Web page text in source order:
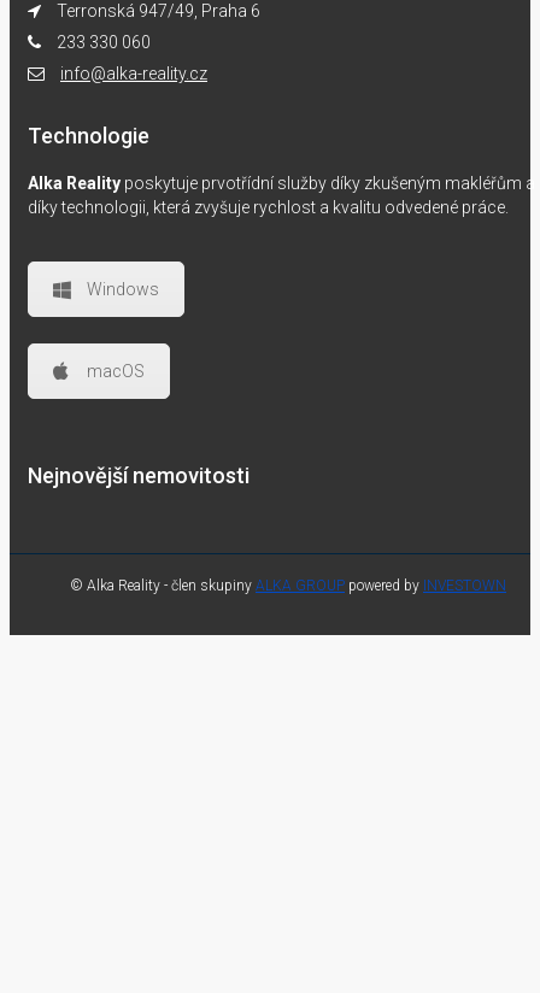
Terronská 947/49, Praha 6
233 330 060
info@alka-reality.cz
Technologie
Alka Reality poskytuje prvotřídní služby díky zkušeným makléřům a
díky technologii, která zvyšuje rychlost a kvalitu odvedené práce.
Windows
macOS
Nejnovější nemovitosti
© Alka Reality - člen skupiny ALKA GROUP powered by INVESTOWN